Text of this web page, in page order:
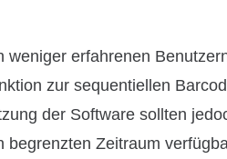
erfahrenen
zur sequentiellen
der Software sollten
Zeitraum